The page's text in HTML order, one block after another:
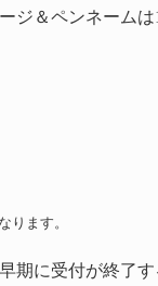
ジ＆ペンネームは
ます。
期に受付が終了す